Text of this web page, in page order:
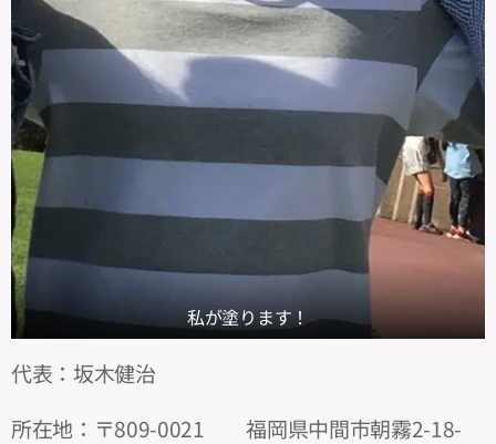
私が塗ります！
代表：坂木健治
所在地：〒809-0021 福岡県中間市朝霧2-18-